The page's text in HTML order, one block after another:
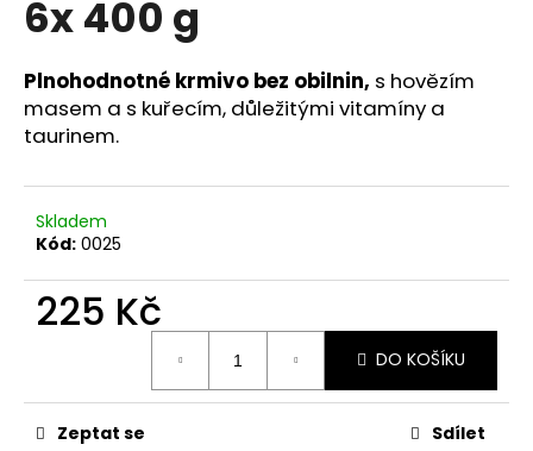
6x 400 g
Plnohodnotné krmivo bez obilnin, s hovězím
masem a s kuřecím, důležitými vitamíny a
taurinem.
Skladem
Kód: 0025
225 Kč
DO KOŠÍKU
Zeptat se Sdílet
a
í
t
?
HLEDAT
o
p